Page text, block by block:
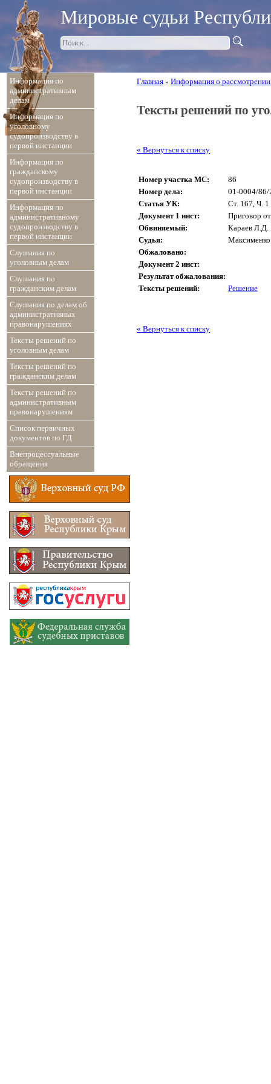
Информация по
административным
делам
Информация по
уголовному
судопроизводству в
первой инстанции
Информация по
гражданскому
судопроизводству в
первой инстанции
Информация по
административному
судопроизводству в
первой инстанции
Слушания по
уголовным делам
Слушания по
гражданским делам
Слушания по делам об
административных
правонарушениях
Тексты решений по
уголовным делам
Тексты решений по
гражданским делам
Тексты решений по
административным
правонарушениям
Список первичных
документов по ГД
Внепроцессуальные
обращения
Мировые судьи
Главная » Информация о рассмотрении
Тексты решений по
« Вернуться к списку
Номер участка МС:
86
Номер дела:
01-0004/86/
Статья УК:
Ст. 167, Ч. 1
Документ 1 инст:
Приговор
Обвиняемый:
Караев Л.Д.
Судья:
Обжаловано:
Документ 2 инст:
Результат обжалования:
Тексты решений:
Решение
« Вернуться к списку